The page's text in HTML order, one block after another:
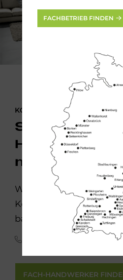
KONTAKTIEREN SIE UNS!
Sie möchten
Heizung
Wir vermitteln Ihnen
Kontaktdaten unseres
bad & heizung
FACH-HANDWERKER
FACHBETRIEB FINDEN